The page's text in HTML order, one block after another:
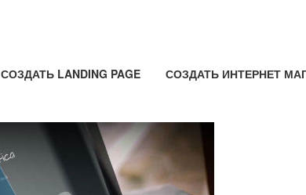
СОЗДАТЬ LANDING PAGE СОЗДАТЬ ИНТЕРНЕТ